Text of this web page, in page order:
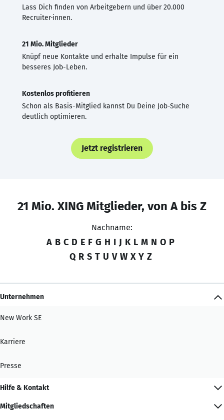
Lass Dich finden von Arbeitgebern und über 20.000
Recruiter·innen.
21 Mio. Mitglieder
Knüpf neue Kontakte und erhalte Impulse für ein
besseres Job-Leben.
Kostenlos profitieren
Schon als Basis-Mitglied kannst Du Deine Job-Suche
deutlich optimieren.
Jetzt registrieren
21 Mio. XING Mitglieder, von A bis Z
Nachname:
A B C D E F G H I J K L M N O P
Q R S T U V W X Y Z
Unternehmen
New Work SE
Karriere
Presse
Hilfe & Kontakt
Mitgliedschaften